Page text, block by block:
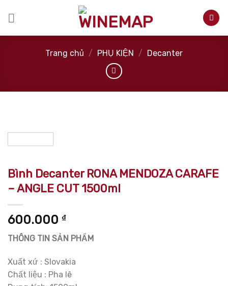
Trang chủ / PHỤ KIỆN / Decanter
Bình Decanter RONA MENDOZA CARAFE
– ANGLE CUT 1500ml
600.000 ₫
THÔNG TIN SẢN PHẨM
Xuất xứ : Slovakia
Chất liệu : Pha lê